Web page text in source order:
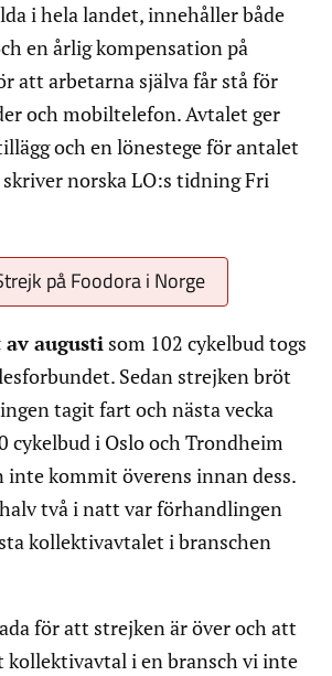
i hela landet, innehåller både
en årlig kompensation på
att arbetarna själva får stå för
och mobiltelefon. Avtalet ger
och en lönestege för antalet
norska LO:s tidning Fri
på Foodora i Norge
augusti som 102 cykelbud togs
Sedan strejken bröt
tagit fart och nästa vecka
cykelbud i Oslo och Trondheim
inte kommit överens innan dess.
två i natt var förhandlingen
kollektivavtalet i branschen
för att strejken är över och att
i en bransch vi inte